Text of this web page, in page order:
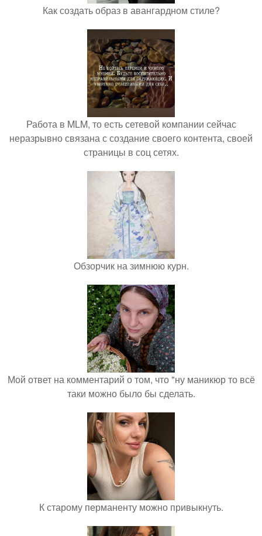
Как создать образ в авангардном стиле?
Работа в MLM, то есть сетевой компании сейчас
неразрывно связана с создание своего контента, своей
страницы в соц сетях.
Обзорчик на зимнюю курн.
Мой ответ на комментарий о том, что "ну маникюр то всё
таки можно было бы сделать.
К старому перманенту можно привыкнуть.